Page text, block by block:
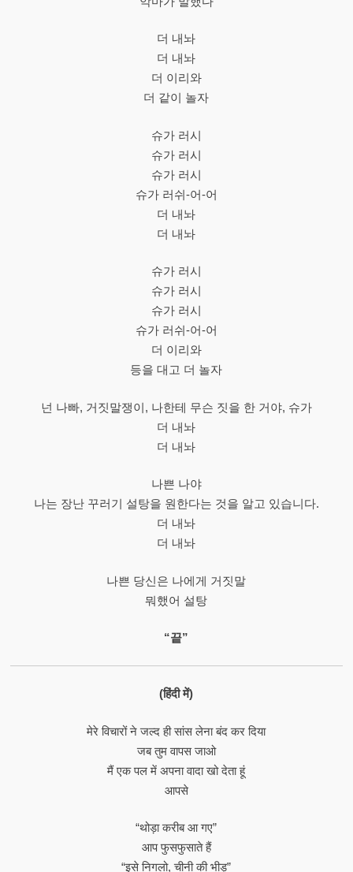
더 내놔
더 내놔
더 이리와
더 같이 놀자
슈가 러시
슈가 러시
슈가 러시
슈가 러쉬-어-어
더 내놔
더 내놔
슈가 러시
슈가 러시
슈가 러시
슈가 러쉬-어-어
더 이리와
등을 대고 더 놀자
넌 나빠, 거짓말쟁이, 나한테 무슨 짓을 한 거야, 슈가
더 내놔
더 내놔
나쁜 나야
나는 장난 꾸러기 설탕을 원한다는 것을 알고 있습니다.
더 내놔
더 내놔
나쁜 당신은 나에게 거짓말
뭐했어 설탕
“끝”
(हिंदी में)
मेरे विचारों ने जल्द ही सांस लेना बंद कर दिया
जब तुम वापस जाओ
मैं एक पल में अपना वादा खो देता हूं
आपसे
“थोड़ा करीब आ गए”
आप फुसफुसाते हैं
“इसे निगलो, चीनी की भीड़”